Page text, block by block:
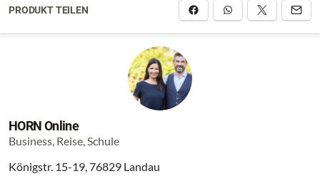
PRODUKT TEILEN
HORN Online
Business, Reise, Schule
Königstr. 15-19, 76829 Landau